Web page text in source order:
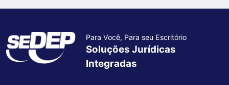
Para Você, Para seu Escritório
Soluções Jurídicas
Integradas